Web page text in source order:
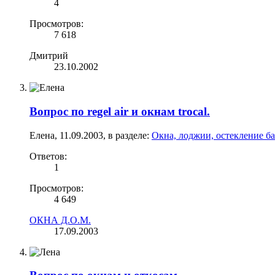
4
Просмотров:
7 618
Дмитрий
23.10.2002
Вопрос по regel air и окнам trocal.
Елена, 11.09.2003, в разделе: Окна, лоджии, остекление
Ответов:
1
Просмотров:
4 649
ОКНА Д.О.М.
17.09.2003